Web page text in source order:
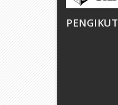
PENGIKUT